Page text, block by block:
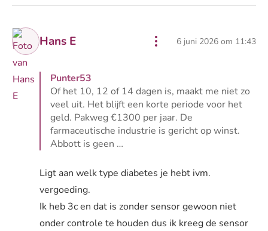
Hans E 6 juni 2026 om 11:43
Punter53
Of het 10, 12 of 14 dagen is, maakt me niet zo
veel uit. Het blijft een korte periode voor het
geld. Pakweg €1300 per jaar. De
farmaceutische industrie is gericht op winst.
Abbott is geen …
Ligt aan welk type diabetes je hebt ivm.
vergoeding.
Ik heb 3c en dat is zonder sensor gewoon niet
onder controle te houden dus ik kreeg de sensor